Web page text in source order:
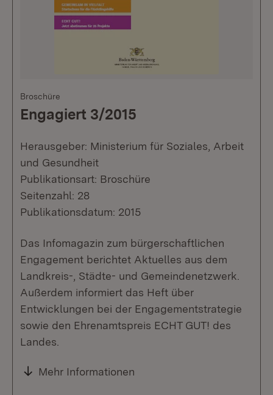
Broschüre
Engagiert 3/2015
Herausgeber: Ministerium für Soziales, Arbeit
und Gesundheit
Publikationsart: Broschüre
Seitenzahl: 28
Publikationsdatum: 2015
Das Infomagazin zum bürgerschaftlichen
Engagement berichtet Aktuelles aus dem
Landkreis-, Städte- und Gemeindenetzwerk.
Außerdem informiert das Heft über
Entwicklungen bei der Engagementstrategie
sowie den Ehrenamtspreis ECHT GUT! des
Landes.
Mehr Informationen